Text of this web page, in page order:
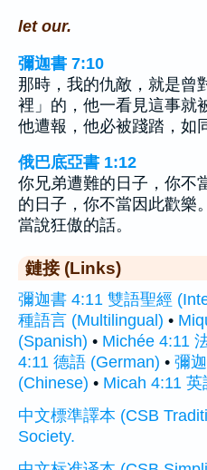
let our.
彌迦書 7:10
那時，我的仇敵，就是曾
裡」的，他一看見這事就
他遭報，他必被踐踏，如
俄巴底亞書 1:12
你兄弟遭難的日子，你不
的日子，你不當因此歡樂
當說狂傲的話。
鏈接 (Links)
彌迦書 4:11 雙語聖經
種語言 (Multilingual) •
(Spanish) • Michée 4:11
4:11 德語 (German) • 彌
(Chinese) • Micah 4:11
中文標準譯本 (CSB
Society.